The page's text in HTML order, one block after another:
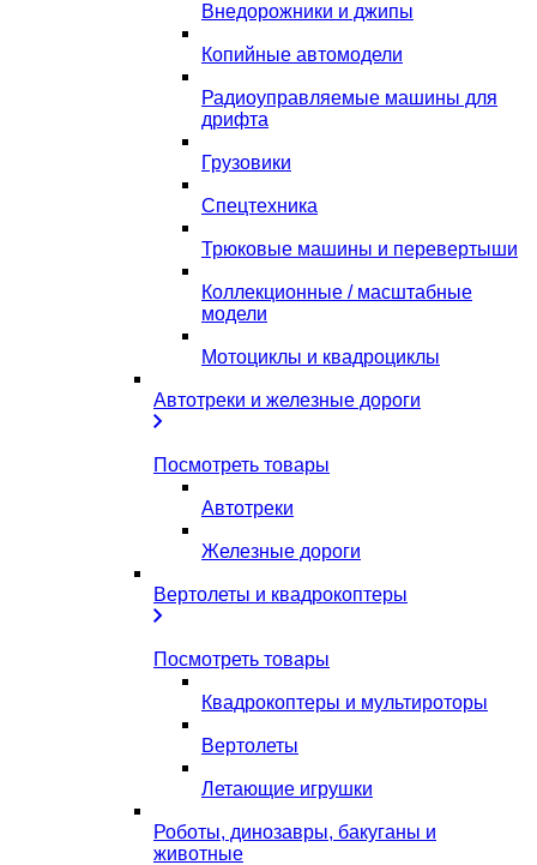
Внедорожники и джипы
Копийные автомодели
Радиоуправляемые машины для
дрифта
Грузовики
Спецтехника
Трюковые машины и перевертыши
Коллекционные / масштабные
модели
Мотоциклы и квадроциклы
Автотреки и железные дороги
Посмотреть товары
Автотреки
Железные дороги
Вертолеты и квадрокоптеры
Посмотреть товары
Квадрокоптеры и мультироторы
Вертолеты
Летающие игрушки
Роботы, динозавры, бакуганы и
животные